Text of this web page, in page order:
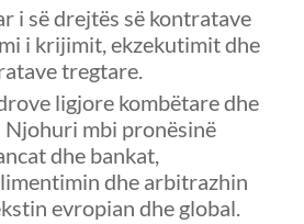
i së drejtës së kontratave
i krijimit, ekzekutimit dhe
tregtare.
ligjore kombëtare dhe
mbi pronësinë
dhe bankat,
dhe arbitrazhin
evropian dhe global.